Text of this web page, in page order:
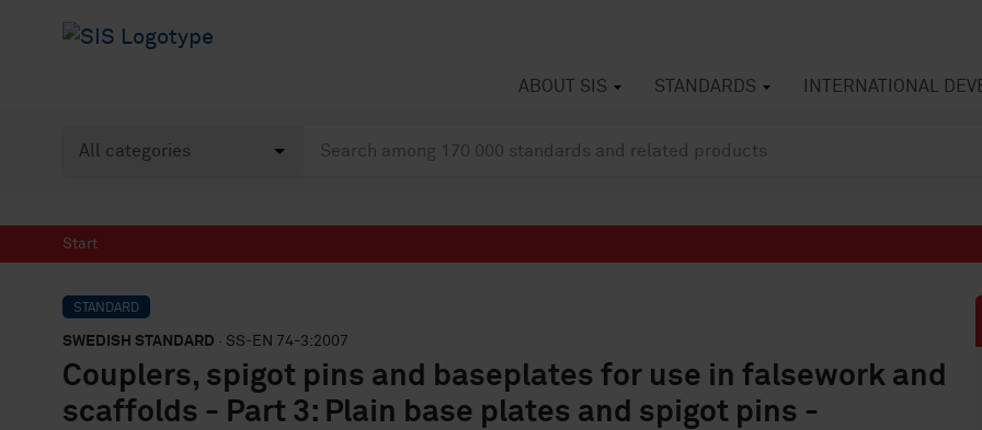
ABOUT SIS STANDARDS INTERNATIONAL
Start
STANDARD
SWEDISH STANDARD · SS-EN 74-3:2007
Couplers, spigot pins and baseplates for use in falsework and
scaffolds - Part 3: Plain base plates and spigot pins -